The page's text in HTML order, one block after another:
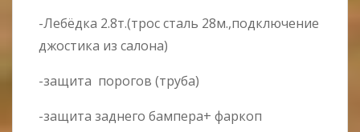
-Лебёдка 2.8т.(трос сталь 28м.,подключение
джостика из салона)
-защита порогов (труба)
-защита заднего бампера+ фаркоп